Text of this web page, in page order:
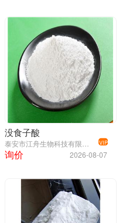
没食子酸
VIP
2026-08-07
询价